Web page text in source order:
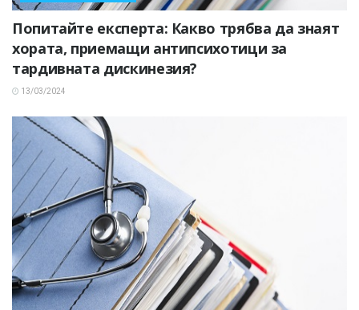
Попитайте експерта: Какво трябва да знаят
хората, приемащи антипсихотици за
тардивната дискинезия?
13/03/2024